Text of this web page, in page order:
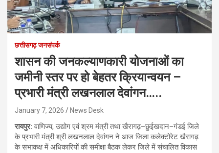
छत्तीसगढ़ जनसंपर्क
शासन की जनकल्याणकारी योजनाओं का
जमीनी स्तर पर हो बेहतर क्रियान्वयन –
प्रभारी मंत्री लखनलाल देवांगन…..
January 7, 2026 News Desk
रायपुर: वाणिज्य, उद्योग एवं श्रम मंत्री तथा खैरागढ़–छुईखदान–गंडई जिले
के प्रभारी मंत्री श्री लखनलाल देवांगन ने आज जिला कलेक्टोरेट खैरागढ़
के सभाकक्ष में अधिकारियों की समीक्षा बैठक लेकर जिले में संचालित विकास